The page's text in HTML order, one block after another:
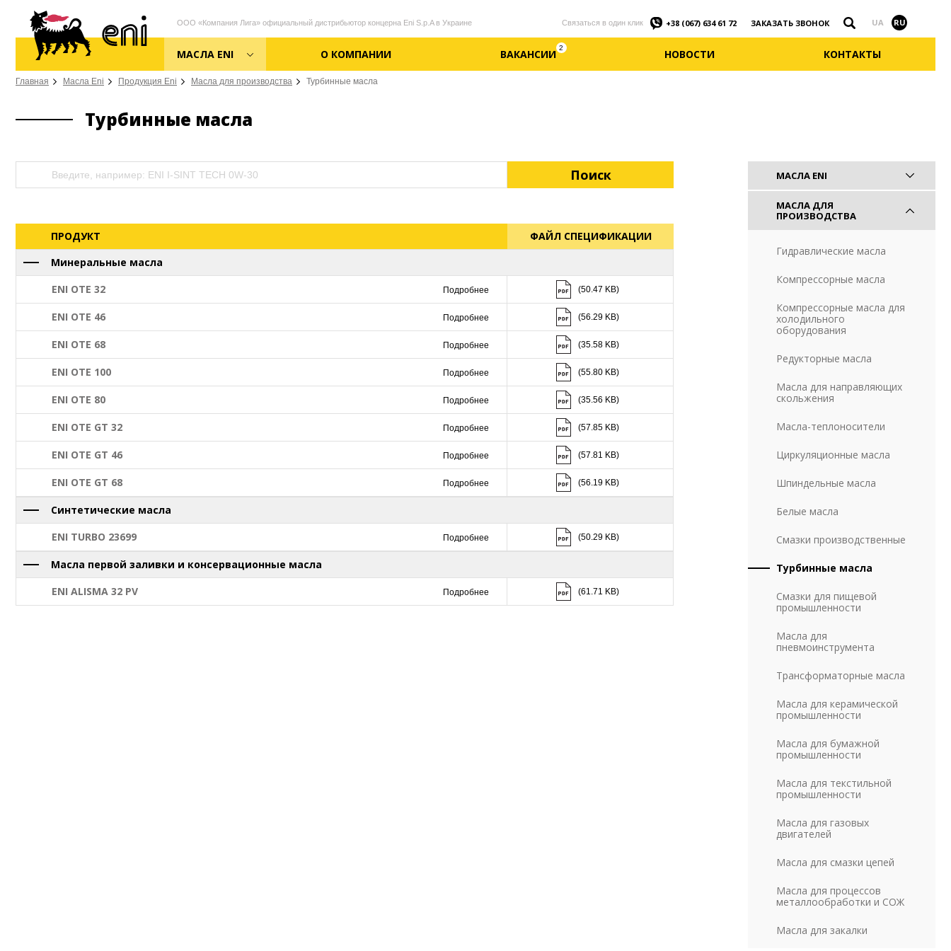
ООО «Компания Лига» официальный дистрибьютор концерна Eni S.p.A в Украине Связаться в один клик +38 (067) 634 61 72 ЗАКАЗАТЬ ЗВОНОК UA RU
МАСЛА ENI О КОМПАНИИ ВАКАНСИИ 2 НОВОСТИ КОНТАКТЫ
Найти
Главная Масла Eni Продукция Eni Масла для производства Турбинные масла
Турбинные масла
Поиск
ПРОДУКТ
ФАЙЛ СПЕЦИФИКАЦИИ
Минеральные масла
ENI OTE 32
Подробнее (50.47 KB)
ENI OTE 46 Подробнее
Скачать (56.29 KB)
(56.29 KB)
ENI OTE 68 Подробнее
Скачать (35.58 KB)
(35.58 KB)
ENI OTE 100 Подробнее
Скачать (55.80 KB)
(55.80 KB)
ENI OTE 80 Подробнее
Скачать (35.56 KB)
(35.56 KB)
ENI OTE GT 32 Подробнее
Скачать (57.85 KB)
(57.85 KB)
ENI OTE GT 46 Подробнее
Скачать (57.81 KB)
(57.81 KB)
ENI OTE GT 68 Подробнее
Скачать (56.19 KB)
(56.19 KB)
Синтетические масла
ENI TURBO 23699
Подробнее (50.29 KB)
Масла первой заливки и консервационные масла
ENI ALISMA 32 PV
Подробнее (61.71 KB)
МАСЛА ENI
МАСЛА ДЛЯ
ПРОИЗВОДСТВА
Гидравлические масла
Компрессорные масла
Компрессорные масла для
холодильного
оборудования
Редукторные масла
Масла для направляющих
скольжения
Масла-теплоносители
Циркуляционные масла
Шпиндельные масла
Белые масла
Смазки производственные
Турбинные масла
Смазки для пищевой
промышленности
Масла для
пневмоинструмента
Трансформаторные масла
Масла для керамической
промышленности
Масла для бумажной
промышленности
Масла для текстильной
промышленности
Масла для газовых
двигателей
Масла для смазки цепей
Масла для процессов
металлообработки и СОЖ
Масла для закалки